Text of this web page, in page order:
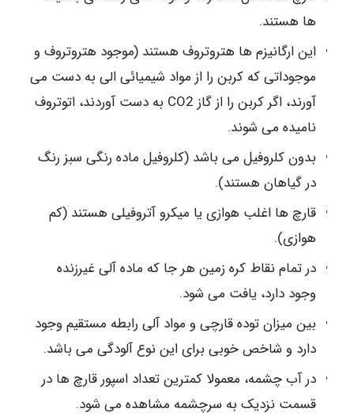
ها هستند.
این ارگانیزم ها هتروتروف هستند (موجود هتروتروف و
موجوداتی که کربن را از مواد شیمیائی الی به دست می
آورند، اگر کربن را از گاز CO2 به دست آوردند، اتوتروف
نامیده می شوند.
بدون کلروفیل می باشد (کلروفیل ماده رنگی سبز رنگ
در گیاهان هستند).
قارچ ها اغلب هوازی یا میکرو آتروفیلی هستند (کم
هوازی).
در تمام نقاط کره زمین هر جا که ماده آلی غیرزنده
وجود دارد، یافت می شود.
بین میزان توده قارچی و مواد آلی رابطه مستقیم وجود
دارد و شاخص خوبی برای این نوع آلودگی می باشد.
در آب چشمه، معمولا کمترین تعداد اسپور قارچ ها در
قسمت نزدیک به سرچشمه مشاهده می شود.